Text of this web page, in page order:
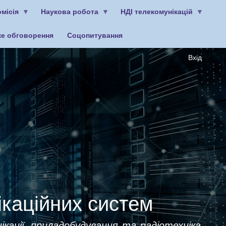
Наукова робота НДІ телекомунікацій
обговорення Соцопитування
Вхід
систем